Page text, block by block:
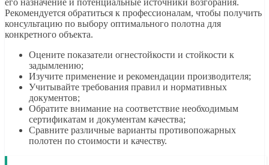
его назначение и потенциальные источники возгорания.
Рекомендуется обратиться к профессионалам, чтобы получить
консультацию по выбору оптимального полотна для
конкретного объекта.
Оцените показатели огнестойкости и стойкости к
задымлению;
Изучите применение и рекомендации производителя;
Учитывайте требования правил и нормативных
документов;
Обратите внимание на соответствие необходимым
сертификатам и документам качества;
Сравните различные варианты противопожарных
полотен по стоимости и качеству.